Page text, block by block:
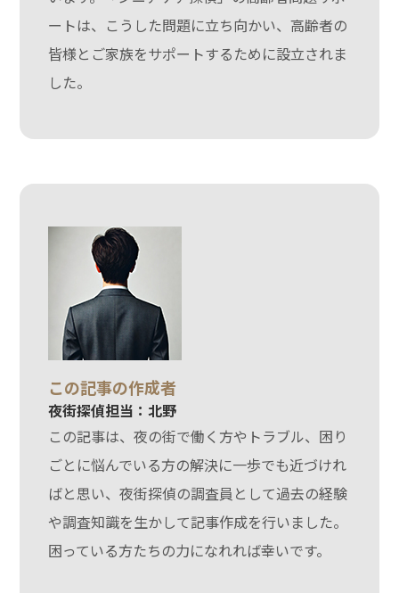
ートは、こうした問題に立ち向かい、高齢者の
皆様とご家族をサポートするために設立されま
した。
この記事の作成者
夜街探偵担当：北野
この記事は、夜の街で働く方やトラブル、困り
ごとに悩んでいる方の解決に一歩でも近づけれ
ばと思い、夜街探偵の調査員として過去の経験
や調査知識を生かして記事作成を行いました。
困っている方たちの力になれれば幸いです。